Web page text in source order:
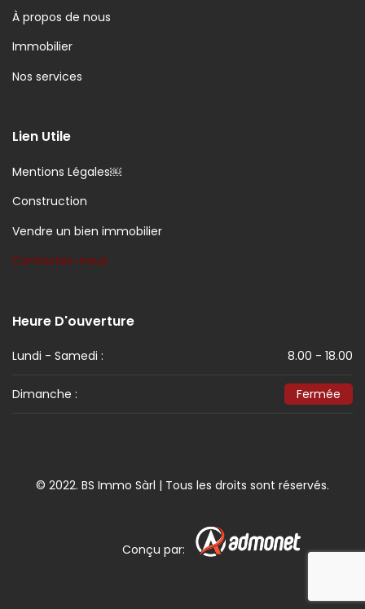
À propos de nous
Immobilier
Nos services
Lien Utile
Mentions Légales￼
Construction
Vendre un bien immobilier
Contactez-nous
Heure D'ouverture
Lundi - Samedi : 8.00 - 18.00
Dimanche : Fermée
© 2022. BS Immo Sàrl | Tous les droits sont réservés.
Conçu par: